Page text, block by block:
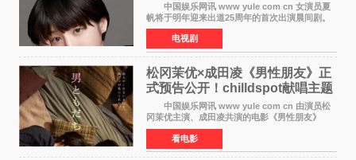
中国娱乐网讯 www yule com cn 女演员夏
帆将于明年迎来出道25周年的首次出演晨间剧。
NHK于8月4日宣布她将出演明年（2027年度）上
半期的晨间剧《巡游的天鹅》，饰演与女主角森
田望智饰演的生
电视剧
松冈茉优×成田凌《男性朋友》正
式预告公开！chilldspot献唱主题
中国娱乐网讯 www yule com cn 由演员松
冈茉优主演、成田凌共演的电影《男性朋友》
（三岛有纪子执导，11月6日上映）于8月5日公开
正式视觉图与正式预告片。同时，三人乐队
chilldspot为该片创
看电影